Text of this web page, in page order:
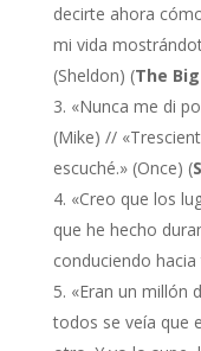
decirte ahora
mi vida
(Sheldon) (The
«Nunca me di
(Mike) //
escuché.» (Once) (
«Creo que los
que he hecho
conduciendo hacia
«Eran un millón
todos se veía que